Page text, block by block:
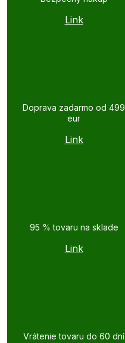
Link
Doprava zadarmo od 499
eur
Link
95 % tovaru na sklade
Link
Vrátenie tovaru do 60 dní